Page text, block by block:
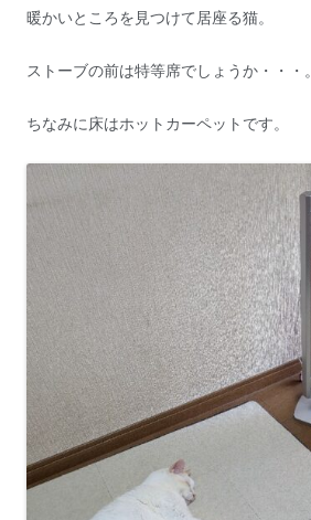
暖かいところを見つけて居座る猫。
ストーブの前は特等席でしょうか・・・。
ちなみに床はホットカーペットです。